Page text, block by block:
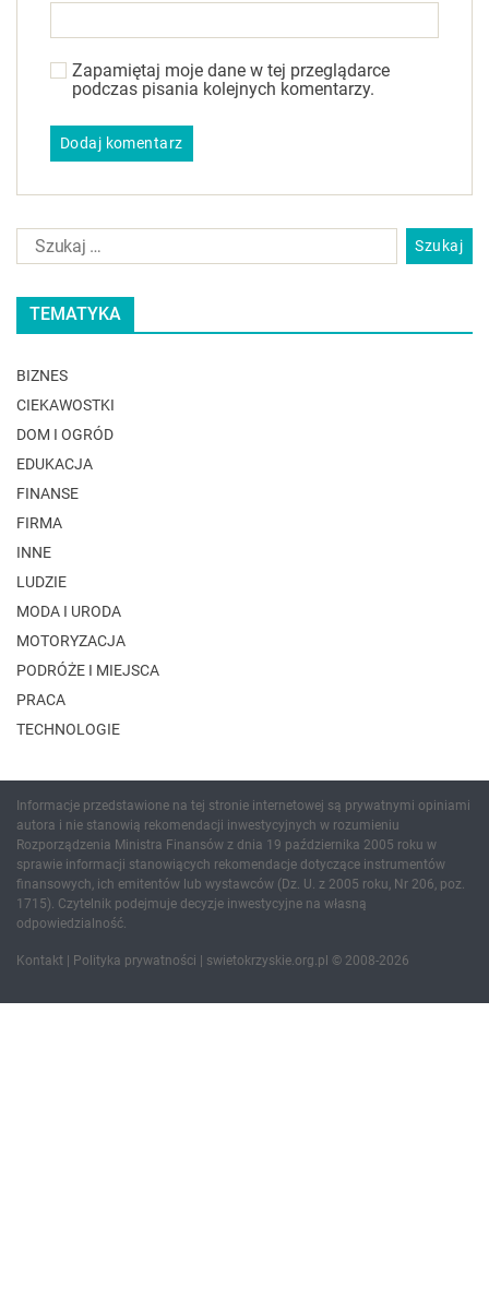
Zapamiętaj moje dane w tej przeglądarce
podczas pisania kolejnych komentarzy.
TEMATYKA
BIZNES
CIEKAWOSTKI
DOM I OGRÓD
EDUKACJA
FINANSE
FIRMA
INNE
LUDZIE
MODA I URODA
MOTORYZACJA
PODRÓŻE I MIEJSCA
PRACA
TECHNOLOGIE
Informacje przedstawione na tej stronie internetowej są prywatnymi opiniami
autora i nie stanowią rekomendacji inwestycyjnych w rozumieniu
Rozporządzenia Ministra Finansów z dnia 19 października 2005 roku w
sprawie informacji stanowiących rekomendacje dotyczące instrumentów
finansowych, ich emitentów lub wystawców (Dz. U. z 2005 roku, Nr 206, poz.
1715). Czytelnik podejmuje decyzje inwestycyjne na własną
odpowiedzialność.
Kontakt Polityka prywatności | swietokrzyskie.org.pl © 2008-2026